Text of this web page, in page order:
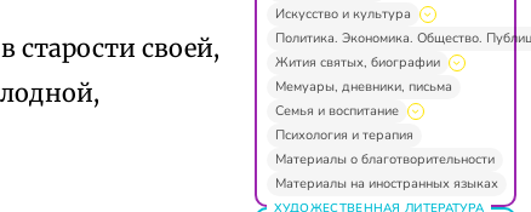
старости своей,
Искусство и культура
Политика. Экономика. Общество.
Жития святых, биографии
Мемуары, дневники, письма
Семья и воспитание
Психология и терапия
Материалы о благотворительности
Материалы на иностранных языках
ХУДОЖЕСТВЕННАЯ ЛИТЕРАТУРА